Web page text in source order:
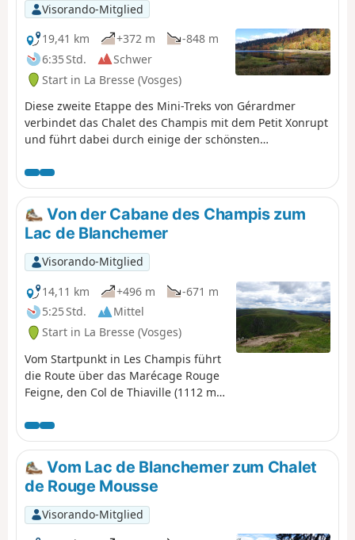
Visorando-Mitglied
19,41 km
+372 m
-848 m
6:35 Std.
Schwer
Start in La Bresse (Vosges)
Diese zweite Etappe des Mini-Treks von Gérardmer
verbindet das Chalet des Champis mit dem Petit Xonrupt
und führt dabei durch einige der schönsten
Vologne-Tal führt die Route wieder hinauf auf die
Anhöhen von La Bresse-Hohneck, bevor sie den Lac de la
Lande, den Bergbauerngasthof „Auberge du
Schmargult“ und die berühmte „Route des Crêtes“
erreicht. Die Wanderung setzt sich mit einem langen
Abstieg fort, der an der Berghütte „Refuge du Sotré“,
dem Lac de Retournemer und den Ufern des Lac de
Longemer vorbeiführt, bevor sie das Zentrum von
Xonrupt-Longemer erreicht. Eine abwechslungsreiche
Etappe, die Wälder, hochgelegene Strohfelder,
Gletscherseen und bemerkenswerte Panoramen
miteinander verbindet.
Von der Cabane des Champis zum
Lac de Blanchemer
Visorando-Mitglied
14,11 km
+496 m
-671 m
5:25 Std.
Mittel
Start in La Bresse (Vosges)
Vom Startpunkt in Les Champis führt
die Route über das Marécage Rouge
Feigne, den Col de Thiaville (1112 m),
du Wormspel (1277 m) hinunter zum
Lac de Blanchemer.
Vom Lac de Blanchemer zum Chalet
de Rouge Mousse
Visorando-Mitglied